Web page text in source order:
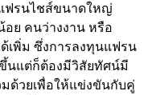
ฟรนไชส์ขนาดใหญ่
ย คนว่างงาน หรือ
เพิ่ม ซึ่งการลงทุนแฟรน
นแต่ก็ต้องมีวิสัยทัศน์มี
ด้วยเพื่อให้แข่งขันกับคู่